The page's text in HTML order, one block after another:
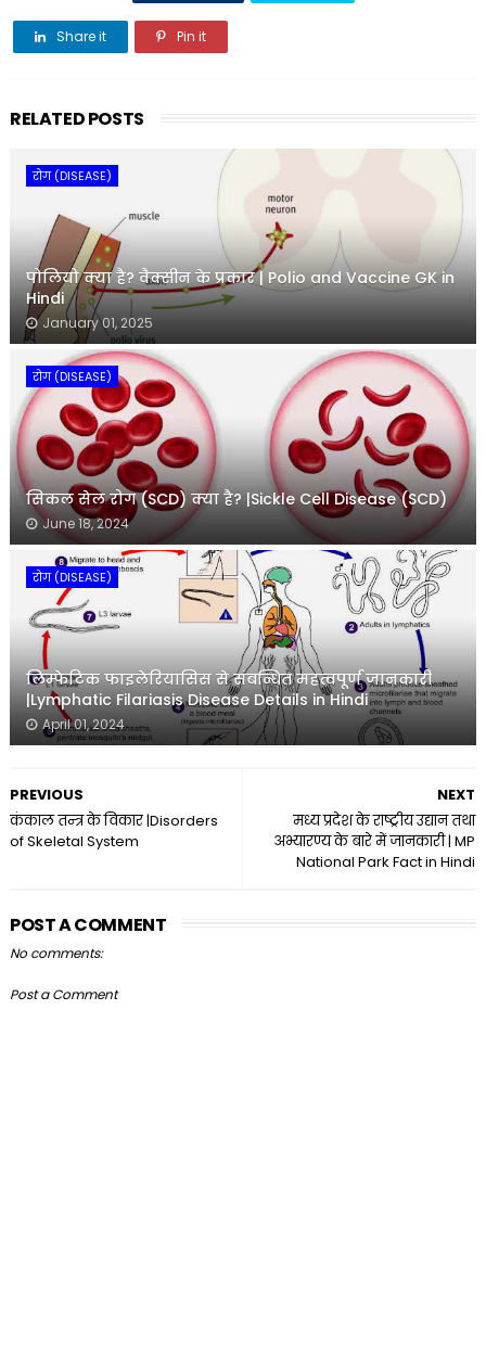
Share it Pin it
RELATED POSTS
रोग (DISEASE)
पोलियो क्या है? वैक्सीन के प्रकार | Polio and Vaccine GK in
Hindi
January 01, 2025
रोग (DISEASE)
सिकल सेल रोग (SCD) क्या है? |Sickle Cell Disease (SCD)
June 18, 2024
रोग (DISEASE)
लिम्फेटिक फाइलेरियासिस से संबन्धित महत्वपूर्ण जानकारी
|Lymphatic Filariasis Disease Details in Hindi
April 01, 2024
NEXT
मध्य प्रदेश के राष्ट्रीय उद्यान तथा
अभ्यारण्य के बारे में जानकारी | MP
National Park Fact in Hindi
PREVIOUS
कंकाल तन्त्र के विकार |Disorders
of Skeletal System
POST A COMMENT
No comments:
Post a Comment